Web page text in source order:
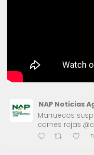
NAP Noticias
Marruecos
carnes rojas